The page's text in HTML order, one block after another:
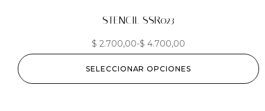
STENCIL SSR023
$ 2.700,00-$ 4.700,00
SELECCIONAR OPCIONES